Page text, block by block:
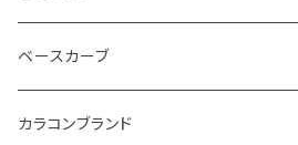
2ｗeek
14.1mm
14.2mm
12.5mm
12.8mm
ベースカーブ
8.6mm
カラコンブランド